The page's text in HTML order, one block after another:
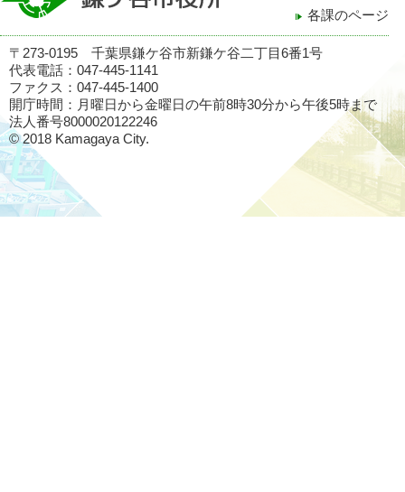
各課のページ
〒273-0195 千葉県鎌ケ谷市新鎌ケ谷二丁目6番1号
代表電話：047-445-1141
ファクス：047-445-1400
開庁時間：月曜日から金曜日の午前8時30分から午後5時まで
法人番号8000020122246
© 2018 Kamagaya City.